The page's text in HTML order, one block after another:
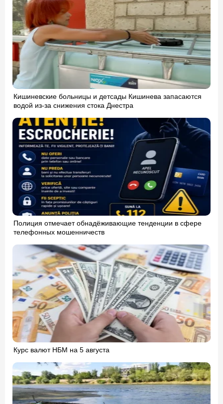
Кишиневские больницы и детсады Кишинева запасаются
водой из-за снижения стока Днестра
Полиция отмечает обнадёживающие тенденции в сфере
телефонных мошенничеств
Курс валют НБМ на 5 августа